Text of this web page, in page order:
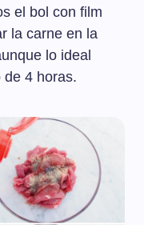
el bol con film
la carne en la
lo ideal
4 horas.